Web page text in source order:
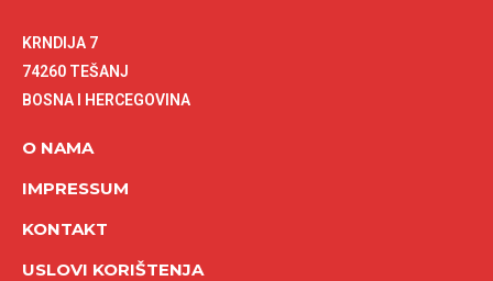
KRNDIJA 7
74260 TEŠANJ
BOSNA I HERCEGOVINA
O NAMA
IMPRESSUM
KONTAKT
USLOVI KORIŠTENJA